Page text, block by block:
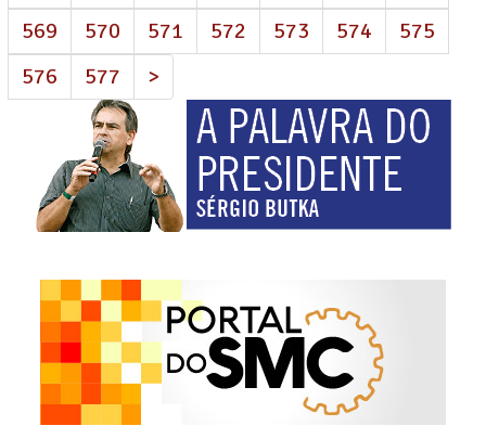
569
570 571 572 573 574
575
576
577 >